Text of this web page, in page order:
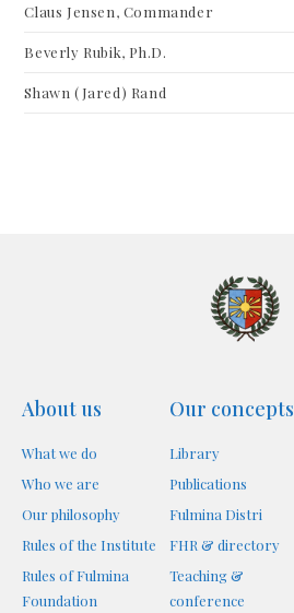
Claus Jensen, Commander
Beverly Rubik, Ph.D.
Shawn (Jared) Rand
About us
What we do
Who we are
Our philosophy
Rules of the Institute
Rules of Fulmina
Foundation
Our concepts
Library
Publications
Fulmina Distri
FHR & directory
Teaching &
conference